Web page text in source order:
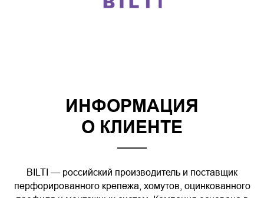
ИНФОРМАЦИЯ
О КЛИЕНТЕ
BILTI — российский производитель и поставщик
перфорированного крепежа, хомутов, оцинкованного